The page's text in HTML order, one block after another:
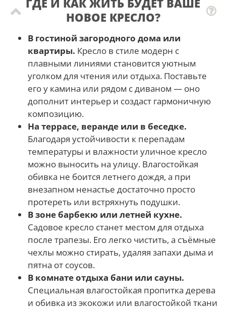
НОВОЕ КРЕСЛО?
В гостиной загородного дома или
квартиры. Кресло в стиле модерн с
плавными линиями становится уютным
уголком для чтения или отдыха. Поставьте
его у камина или рядом с диваном — оно
дополнит интерьер и создаст гармоничную
композицию.
На террасе, веранде или в беседке.
Благодаря устойчивости к перепадам
температуры и влажности уличное кресло
можно выносить на улицу. Влагостойкая
обивка не боится летнего дождя, а при
внезапном ненастье достаточно просто
протереть или встряхнуть подушки.
В зоне барбекю или летней кухне.
Садовое кресло станет местом для отдыха
после трапезы. Его легко чистить, а съёмные
чехлы можно стирать, удаляя запахи дыма и
пятна от соусов.
В комнате отдыха бани или сауны.
Специальная влагостойкая пропитка дерева
и обивка из экокожи или влагостойкой ткани